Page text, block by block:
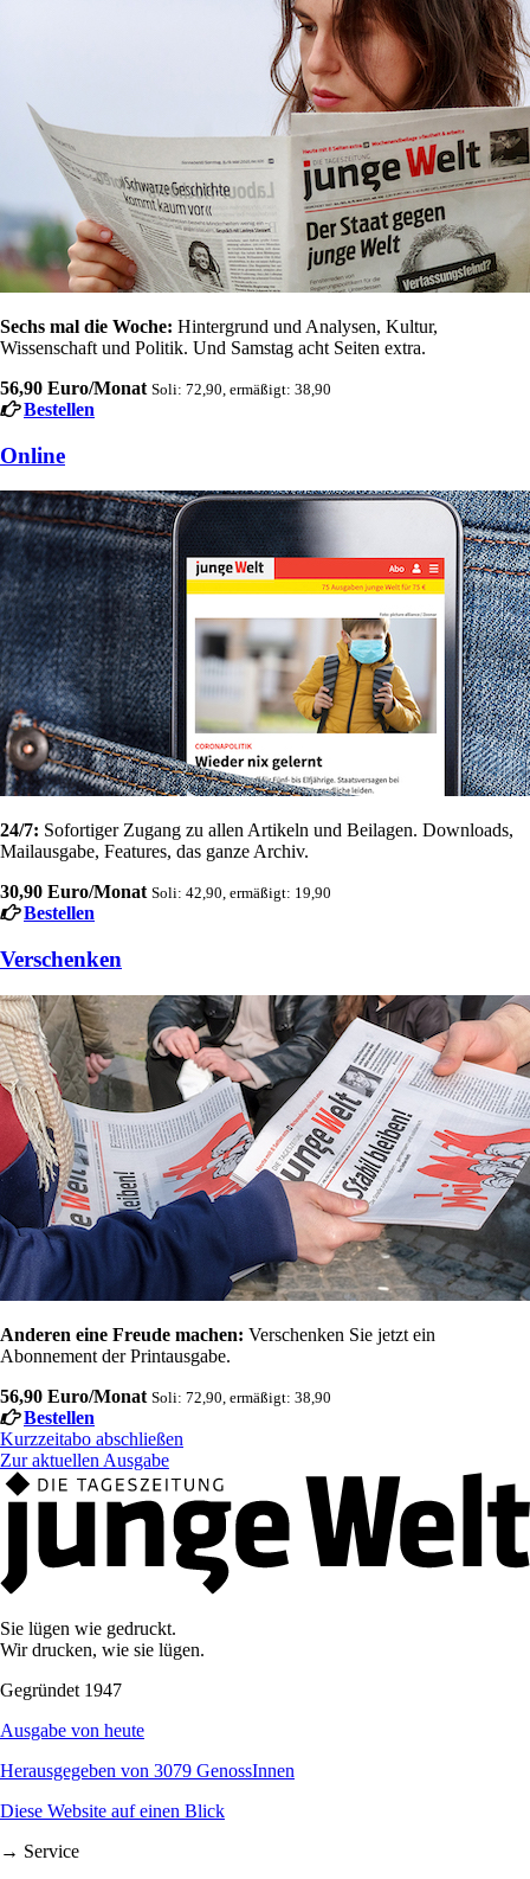
Sechs mal die Woche: Hintergrund und Analysen, Kultur,
Wissenschaft und Politik. Und Samstag acht Seiten extra.
56,90 Euro/Monat Soli: 72,90, ermäßigt: 38,90
Bestellen
Online
24/7: Sofortiger Zugang zu allen Artikeln und Beilagen. Downloads,
Mailausgabe, Features, das ganze Archiv.
30,90 Euro/Monat Soli: 42,90, ermäßigt: 19,90
Bestellen
Verschenken
Anderen eine Freude machen: Verschenken Sie jetzt ein
Abonnement der Printausgabe.
56,90 Euro/Monat Soli: 72,90, ermäßigt: 38,90
Bestellen
Kurzzeitabo abschließen
Zur aktuellen Ausgabe
Sie lügen wie gedruckt.
Wir drucken, wie sie lügen.
Gegründet 1947
Ausgabe von heute
Herausgegeben von 3079 GenossInnen
Diese Website auf einen Blick
→ Service